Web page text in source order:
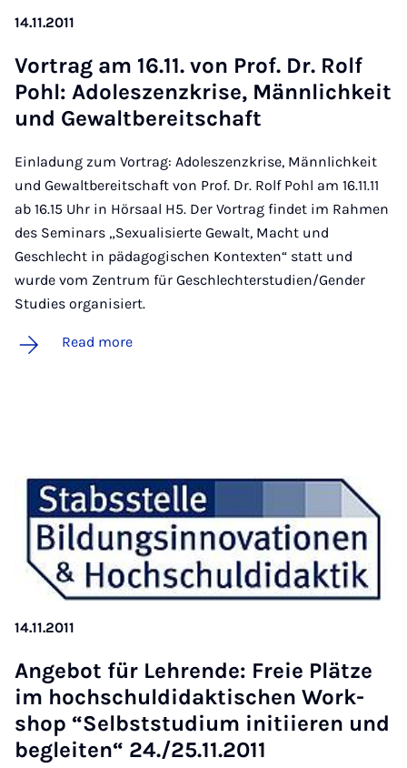
14.11.2011
Vor­trag am 16.11. von Prof. Dr. Rolf
Pohl: Ad­oleszen­zkrise, Männ­lich­keit
und Ge­walt­bereit­schaft
Einladung zum Vortrag: Adoleszenzkrise, Männlichkeit
und Gewaltbereitschaft von Prof. Dr. Rolf Pohl am 16.11.11
ab 16.15 Uhr in Hörsaal H5. Der Vortrag findet im Rahmen
des Seminars „Sexualisierte Gewalt, Macht und
Geschlecht in pädagogischen Kontexten“ statt und
wurde vom Zentrum für Geschlechterstudien/Gender
Studies organisiert.
Read more
14.11.2011
An­ge­bot für Lehrende: Freie Plätze
im hoch­schul­didakt­ischen Work­
shop “Selbst­stu­di­um initiier­en und
beg­leiten“ 24./25.11.2011